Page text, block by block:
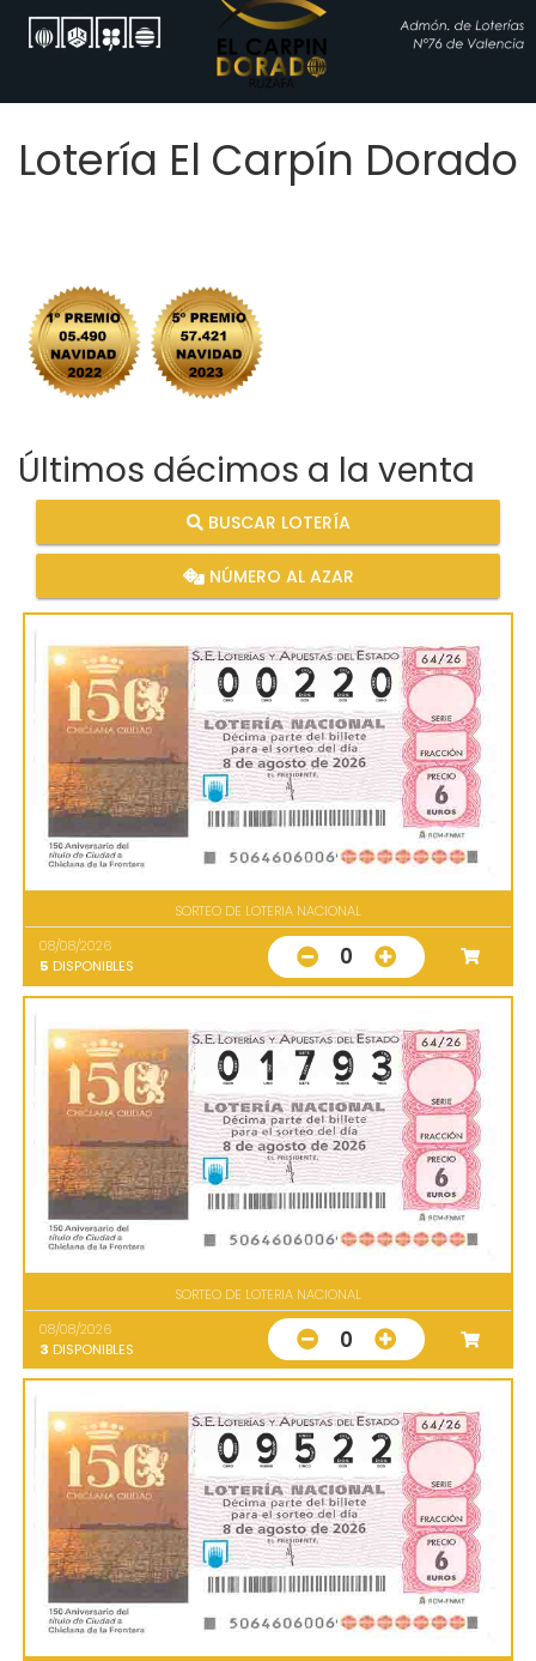
Lotería El Carpín Dorado
Últimos décimos a la venta
BUSCAR LOTERÍA
NÚMERO AL AZAR
SORTEO DE LOTERIA NACIONAL
08/08/2026
5 DISPONIBLES 0
SORTEO DE LOTERIA NACIONAL
08/08/2026
3 DISPONIBLES 0